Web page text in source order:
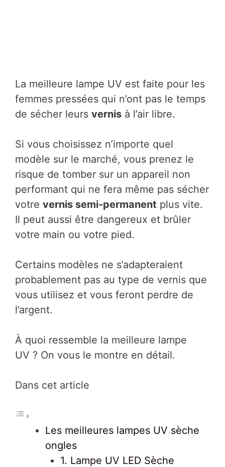
La meilleure lampe UV est faite pour les
femmes pressées qui n’ont pas le temps
de sécher leurs vernis à l’air libre.
Si vous choisissez n’importe quel
modèle sur le marché, vous prenez le
risque de tomber sur un appareil non
performant qui ne fera même pas sécher
votre vernis semi-permanent plus vite.
Il peut aussi être dangereux et brûler
votre main ou votre pied.
Certains modèles ne s’adapteraient
probablement pas au type de vernis que
vous utilisez et vous feront perdre de
l’argent.
À quoi ressemble la meilleure lampe
UV ? On vous le montre en détail.
Dans cet article
Les meilleures lampes UV sèche
ongles
1. Lampe UV LED Sèche